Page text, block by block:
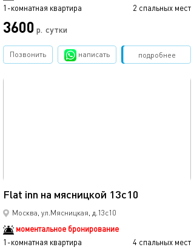
1-комнатная квартира
2 спальных мест
3600 р. сутки
подробнее
Позвонить написать Забронировать
Flat inn на мясницкой 13с10
Москва, ул.Мясницкая, д.13с10
моментальное бронирование
1-комнатная квартира
4 спальных мест